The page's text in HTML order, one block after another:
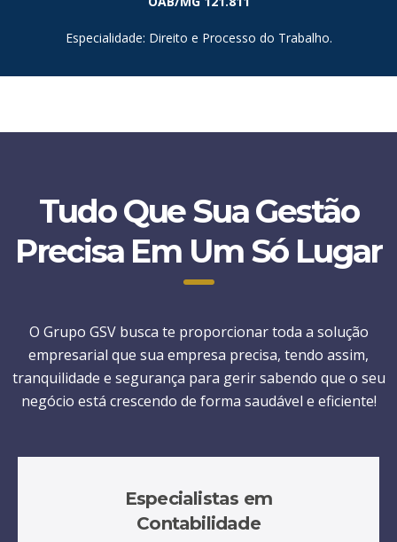
Especialidade: Direito e Processo do Trabalho.
Tudo Que Sua Gestão
Precisa Em Um Só Lugar
O Grupo GSV busca te proporcionar toda a solução
empresarial que sua empresa precisa, tendo assim,
tranquilidade e segurança para gerir sabendo que o seu
negócio está crescendo de forma saudável e eficiente!
Especialistas em
Contabilidade